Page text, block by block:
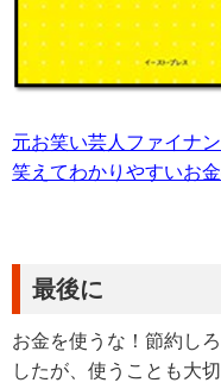
元お笑い芸人ファイナ
笑えてわかりやすいお
最後に
お金を使うな！節約し
したが、使うことも大切